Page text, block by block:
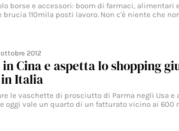
borse e accessori: boom di farmaci, alimentari
110mila posti lavoro. Non c'è niente che
2012
Cina e aspetta lo shopping
Italia
le vaschette di prosciutto di Parma negli Usa e
oggi vale un quarto di un fatturato vicino ai 600